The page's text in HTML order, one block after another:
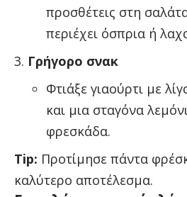
προσθέτεις στη
περιέχει όσπρια ή
Γρήγορο σνακ
Φτιάξε γιαούρτι με
και μια σταγόνα
φρεσκάδα.
Tip: Προτίμησε πάντα
καλύτερο αποτέλεσμα.